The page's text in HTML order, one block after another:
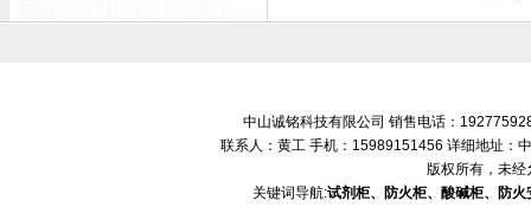
中山诚铭科技有限公司 销售电话：
联系人：黄工 手机：15989151456 详细地址：
版权所有，未经
关键词导航:试剂柜、防火柜、酸碱柜、防